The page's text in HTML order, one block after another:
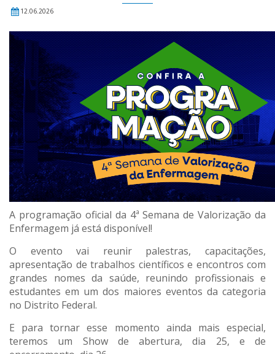
12.06.2026
A programação oficial da 4ª Semana de Valorização da
Enfermagem já está disponível!
O evento vai reunir palestras, capacitações,
apresentação de trabalhos científicos e encontros com
grandes nomes da saúde, reunindo profissionais e
estudantes em um dos maiores eventos da categoria
no Distrito Federal.
E para tornar esse momento ainda mais especial,
teremos um Show de abertura, dia 25, e de